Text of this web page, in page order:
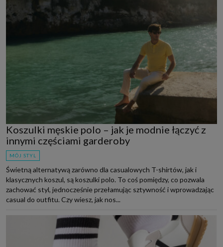
Koszulki męskie polo – jak je modnie łączyć z
innymi częściami garderoby
MÓJ STYL
Świetną alternatywą zarówno dla casualowych T-shirtów, jak i
klasycznych koszul, są koszulki polo. To coś pomiędzy, co pozwala
zachować styl, jednocześnie przełamując sztywność i wprowadzając
casual do outfitu. Czy wiesz, jak nos...